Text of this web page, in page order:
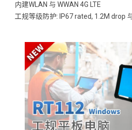
内建WLAN 与 WWAN 4G LTE
工规等级防护: IP67 rated, 1.2M drop